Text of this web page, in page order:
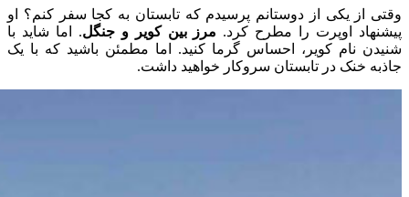
وقتی از یکی از دوستانم پرسیدم که تابستان به کجا سفر کنم؟ او
پیشنهاد اوپرت را مطرح کرد. مرز بین کویر و جنگل. اما شاید با
شنیدن نام کویر، احساس گرما کنید. اما مطمئن باشید که با یک
جاذبه خنک در تابستان سروکار خواهید داشت.